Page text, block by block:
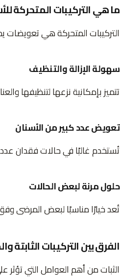
ما هي التركيبات المتحركة
التركيبات المتحركة هي تعويضات
سهولة الإزالة والتنظيف
تتميز بإمكانية نزعها لتنظيفها
تعويض عدد كبير من الأسنان
تُستخدم غالبًا في حالات فقدان
حلول مرنة لبعض الحالات
تُعد خيارًا مناسبًا لبعض المرضى
الفرق بين التركيبات الثابتة
الثبات من أهم العوامل التي تؤثر